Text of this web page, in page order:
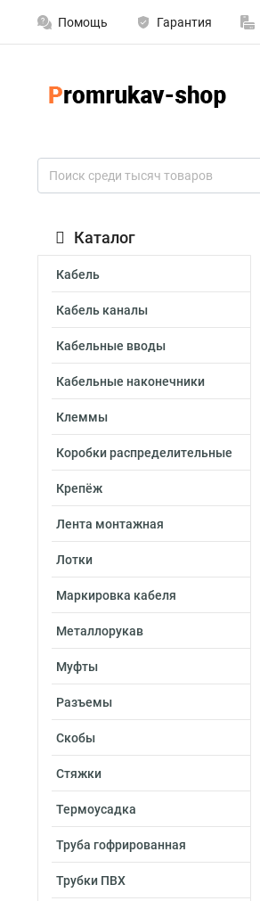
Помощь Гарантия
Каталог
Кабель
Кабель каналы
Кабельные вводы
Кабельные наконечники
Клеммы
Коробки распределительные
Крепёж
Лента монтажная
Лотки
Маркировка кабеля
Металлорукав
Муфты
Разъемы
Скобы
Стяжки
Термоусадка
Труба гофрированная
Трубки ПВХ